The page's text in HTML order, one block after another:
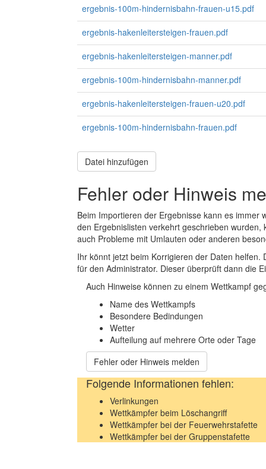
ergebnis-100m-hindernisbahn-frauen-u15.pdf
ergebnis-hakenleitersteigen-frauen.pdf
ergebnis-hakenleitersteigen-manner.pdf
ergebnis-100m-hindernisbahn-manner.pdf
ergebnis-hakenleitersteigen-frauen-u20.pdf
ergebnis-100m-hindernisbahn-frauen.pdf
Datei hinzufügen
Fehler oder Hinweis
Beim Importieren der Ergebnisse kann es
den Ergebnislisten verkehrt geschrieben
auch Probleme mit Umlauten oder anderen
Ihr könnt jetzt beim Korrigieren der Daten
für den Administrator. Dieser überprüft dann die
Auch Hinweise können zu einem Wettkampf
Name des Wettkampfs
Besondere Bedindungen
Wetter
Aufteilung auf mehrere Orte oder Tage
Fehler oder Hinweis melden
Folgende Informationen fehlen:
Verlinkungen
Wettkämpfer beim Löschangriff
Wettkämpfer bei der Feuerwehrstafette
Wettkämpfer bei der Gruppenstafette